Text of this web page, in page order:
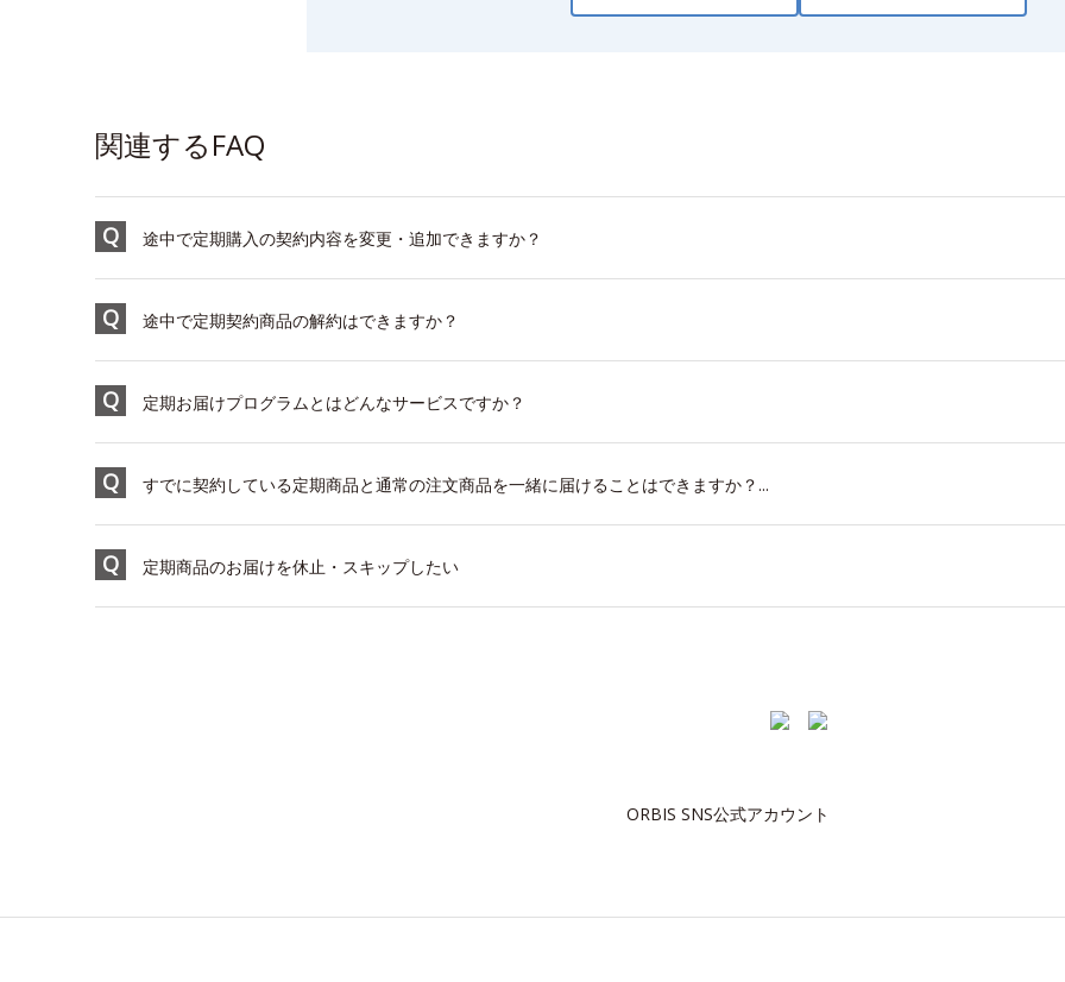
関連するFAQ
途中で定期購入の契約内容を変更・追加できますか？
途中で定期契約商品の解約はできますか？
定期お届けプログラムとはどんなサービスですか？
すでに契約している定期商品と通常の注文商品を一緒に届けることはできますか？...
定期商品のお届けを休止・スキップしたい
ORBIS SNS公式アカウント